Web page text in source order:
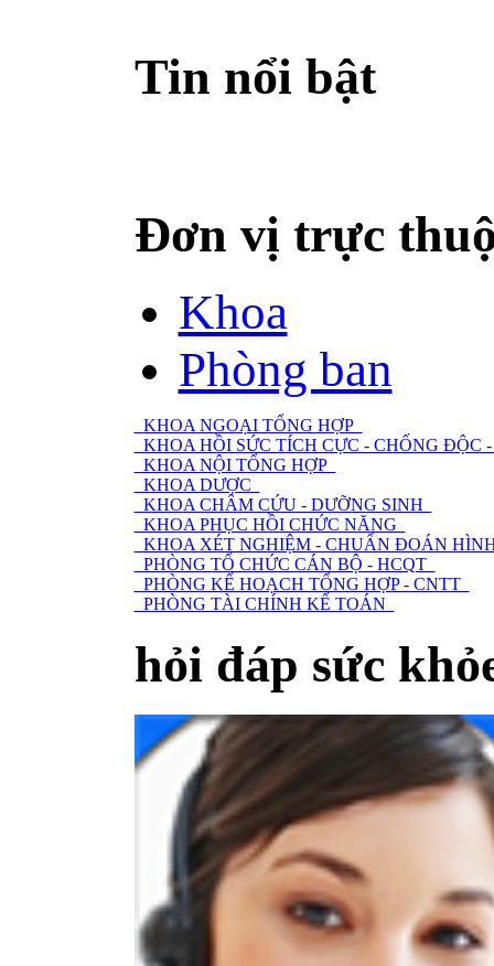
Tin nổi bật
Đơn vị trực
Khoa
Phòng ban
KHOA NGOẠI TỔNG HỢP
KHOA HỒI SỨC TÍCH CỰC - CHỐNG
KHOA NỘI TỔNG HỢP
KHOA DƯỢC
KHOA CHÂM CỨU - DƯỠNG SINH
KHOA PHỤC HỒI CHỨC NĂNG
KHOA XÉT NGHIỆM - CHUẨN ĐOÁN
PHÒNG TỔ CHỨC CÁN BỘ - HCQT
PHÒNG KẾ HOẠCH TỔNG HỢP - CNTT
PHÒNG TÀI CHÍNH KẾ TOÁN
hỏi đáp sức